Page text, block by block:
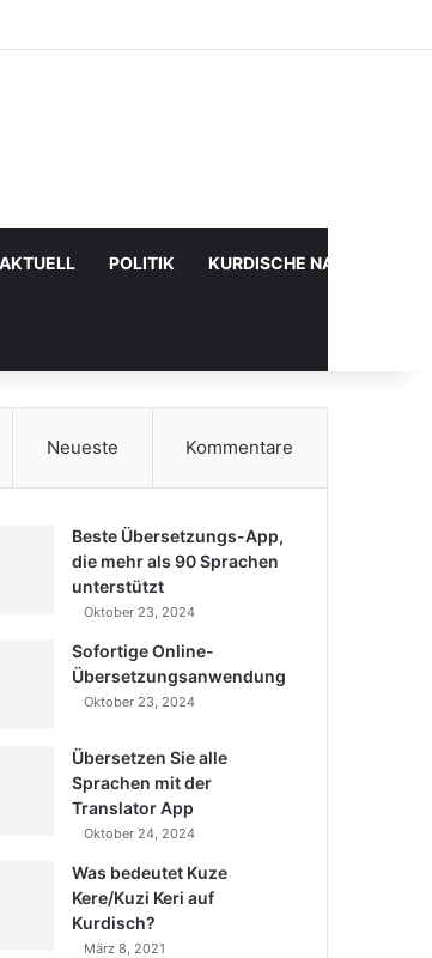
AKTUELL POLITIK KURDISCHE
Neueste Kommentare
Beste Übersetzungs-App,
die mehr als 90 Sprachen
unterstützt
Oktober 23, 2024
Sofortige Online-
Übersetzungsanwendung
Oktober 23, 2024
Übersetzen Sie alle
Sprachen mit der
Translator App
Oktober 24, 2024
Was bedeutet Kuze
Kere/Kuzi Keri auf
Kurdisch?
März 8, 2021